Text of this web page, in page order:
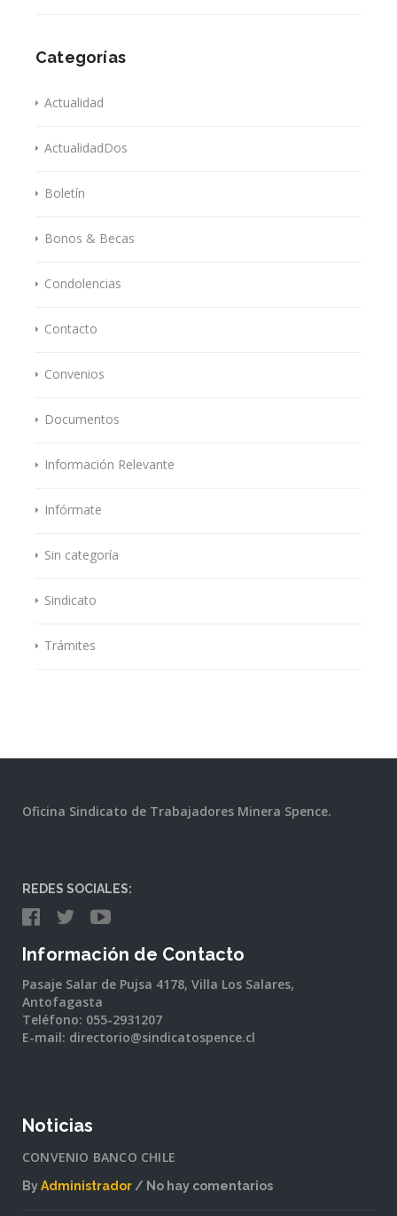
Categorías
Actualidad
ActualidadDos
Boletín
Bonos & Becas
Condolencias
Contacto
Convenios
Documentos
Información Relevante
Infórmate
Sin categoría
Sindicato
Trámites
Oficina Sindicato de Trabajadores Minera Spence.
REDES SOCIALES:
Información de Contacto
Pasaje Salar de Pujsa 4178, Villa Los Salares,
Antofagasta
Teléfono: 055-2931207
E-mail: directorio@sindicatospence.cl
Noticias
CONVENIO BANCO CHILE
ByAdministrador
No hay comentarios